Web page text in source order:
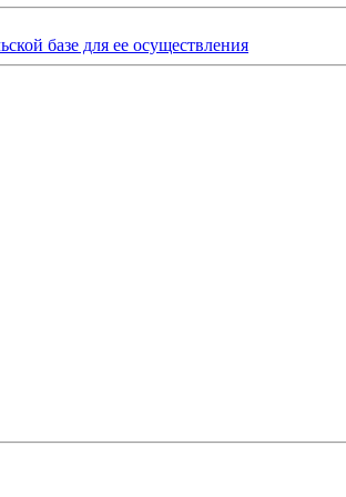
базе для ее осуществления